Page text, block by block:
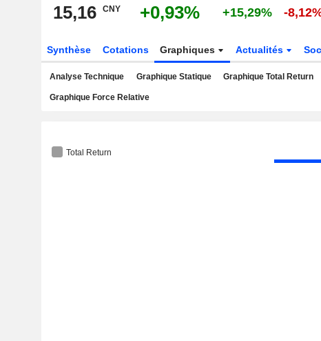
15,16 CNY +0,93% +15,29% -
Synthèse Cotations Graphiques Actualités
Analyse Technique Graphique Statique Graphique Total Return
Graphique Force Relative
Total Return